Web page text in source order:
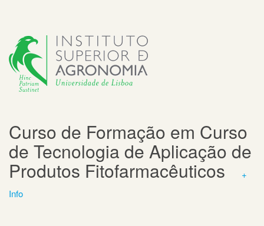
Curso de Formação em Curso
de Tecnologia de Aplicação de
Produtos Fitofarmacêuticos
+
Info